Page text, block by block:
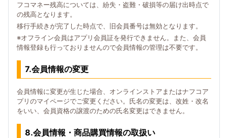
フコマネー残高については、紛失・盗難・破損等の届け出時点で
の残高となります。
移行手続きが完了した時点で、旧会員番号は無効となります。
※オフライン会員はアプリ会員証を発行できません。また、会員
情報登録も行っておりませんので会員情報の管理は不要です。
7.会員情報の変更
会員情報に変更が生じた場合、オンラインストアまたはナフコア
プリのマイページでご変更ください。氏名の変更は、改姓・改名
をいい、会員資格の譲渡のための氏名変更はできません。
8.会員情報・商品購買情報の取扱い